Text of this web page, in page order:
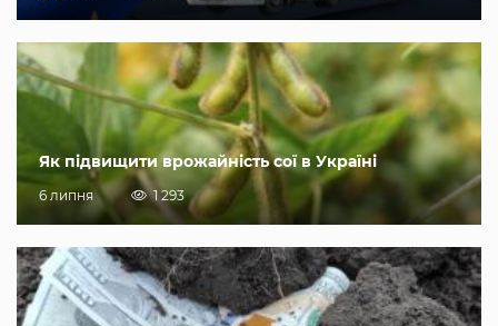
Як підвищити врожайність сої в Україні
6 липня 1 293